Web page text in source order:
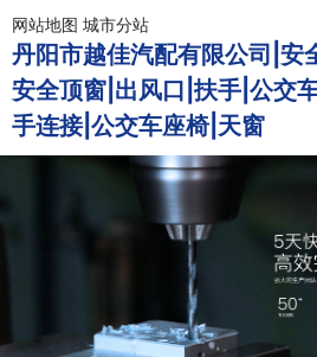
网站地图 城市分站
丹阳市越佳汽配有限公司|安
安全顶窗|出风口|扶手|公交
手连接|公交车座椅|天窗